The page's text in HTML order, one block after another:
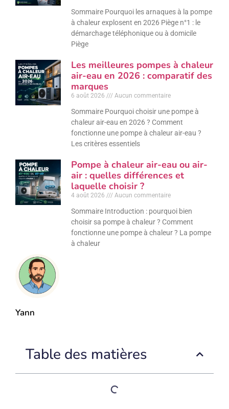
Yann
Table des matières
Sommaire Pourquoi les arnaques à la pompe
à chaleur explosent en 2026 Piège n°1 : le
démarchage téléphonique ou à domicile
Piège
Les meilleures pompes à chaleur
air-eau en 2026 : comparatif des
marques
6 août 2026 Aucun commentaire
Sommaire Pourquoi choisir une pompe à
chaleur air-eau en 2026 ? Comment
fonctionne une pompe à chaleur air-eau ?
Les critères essentiels
Pompe à chaleur air-eau ou air-
air : quelles différences et
laquelle choisir ?
4 août 2026 Aucun commentaire
Sommaire Introduction : pourquoi bien
choisir sa pompe à chaleur ? Comment
fonctionne une pompe à chaleur ? La pompe
à chaleur